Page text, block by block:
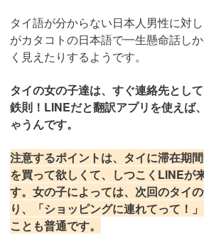
タイ語が分からない日本人男性に対
がカタコトの日本語で一生懸命話し
く見えたりするようです。
タイの女の子達は、すぐ連絡先とし
鉄則！LINEだと翻訳アプリを使えば
ゃうんです。
注意するポイントは、タイに滞在期
を買って欲しくて、しつこくLINEが
す。女の子によっては、次回のタイ
り、「ショッピングに連れてって！
ことも普通です。